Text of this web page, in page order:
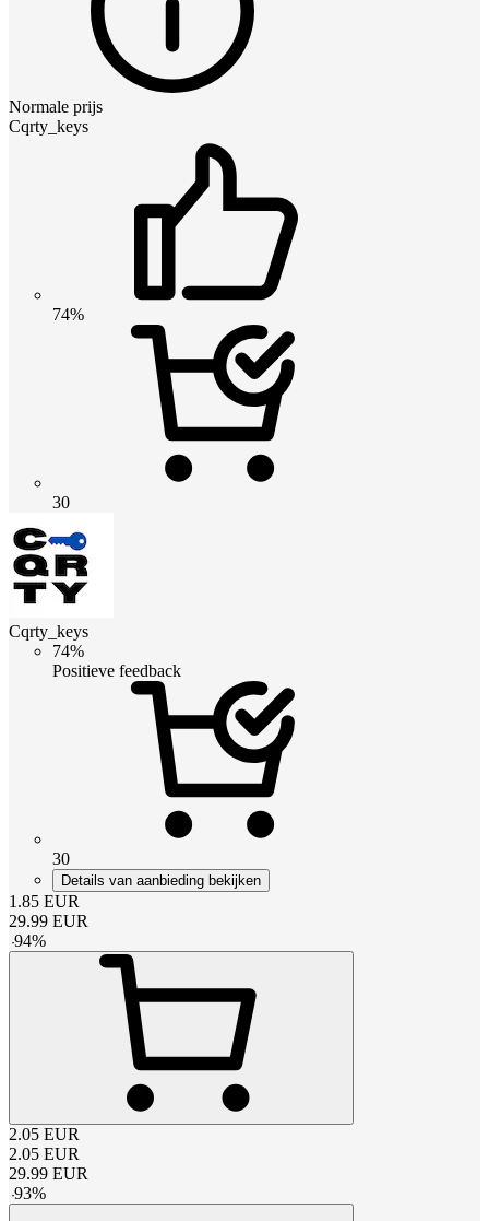
Normale prijs
Cqrty_keys
74%
30
Cqrty_keys
74%
Positieve feedback
30
Details van aanbieding bekijken
1.85 EUR
29.99 EUR
-94%
2.05 EUR
2.05 EUR
29.99 EUR
-93%